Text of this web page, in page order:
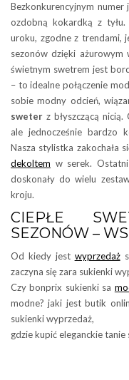
Bezkonkurencyjnym
ozdobną kokardką z tyłu.
uroku, zgodne z trendami,
sezonów dzięki ażurowym
świetnym swetrem jest
– to idealne połączenie
sobie modny odcień,
sweter z błyszczącą
ale jednocześnie bardzo
Nasza stylistka zakochała
dekoltem w serek.
doskonały do wielu
kroju.
CIEPŁE
SEZONÓW –
Od kiedy jest wyprzedaż
zaczyna się zara sukienki
Czy bonprix sukienki sa
modne? jaki jest butik
sukienki wyprzedaż,
gdzie kupić eleganckie tanie